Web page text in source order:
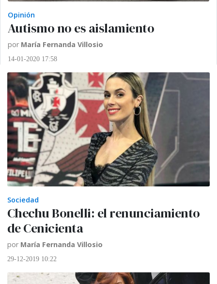
Opinión
Autismo no es aislamiento
por María Fernanda Villosio
14-01-2020 17:58
Sociedad
Chechu Bonelli: el renunciamiento
de Cenicienta
por María Fernanda Villosio
29-12-2019 10:22